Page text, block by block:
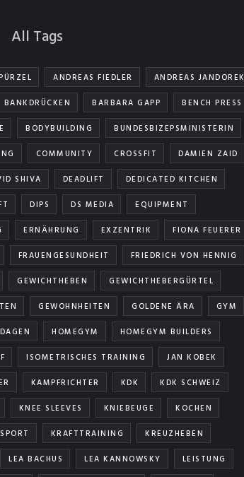
All Tags
ANDREAS FIEDLER
ANDREAS JANDOREK
BANKDRÜCKEN BARBARA GAPP
BENCH PRESS
BODYBUILDING
BUNDESBIZEPSMINISTERIN
COMMUNITY CROSSFIT
DAMIEN ZAID
SHIVA DEADLIFT
DEDICATED KITCHEN
DIPS DS MEDIA
EQUIPMENT
ERNÄHRUNG EXZENTRIK
FIONA FEUERER
FRAUENGESUNDHEIT
FRIEDRICH VON HENNIG
GEWICHTHEBEN
GEWICHTHEBERGÜRTEL
GEWOHNHEITEN GOLDENE ÄRA
GYM
HOMEGYM
HOMEGYM BUILDERS
ISOMETRISCHES TRAINING
JAN KOBEK
KAMPFRICHTER KDK
KDK SCHWEIZ
KNEE SLEEVES KNIEBEUGE
KOCHEN
KRAFTTRAINING
KREUZHEBEN
LEA BACHUS LEA KANNOWSKY
LEISTUNG